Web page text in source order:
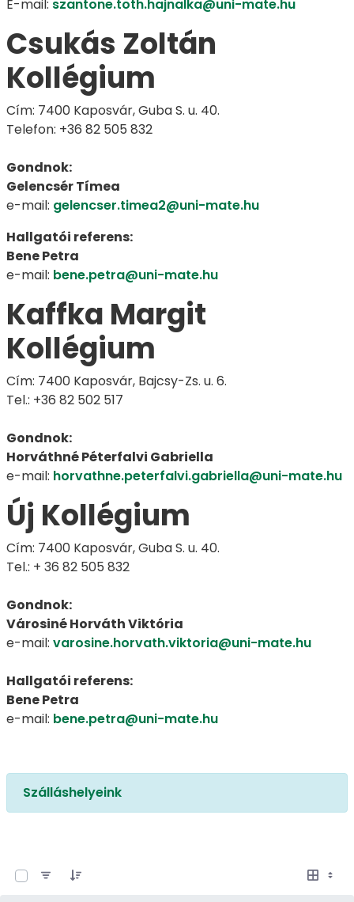
E-mail: szantone.toth.hajnalka@uni-mate.hu
Csukás Zoltán
Kollégium
Cím: 7400 Kaposvár, Guba S. u. 40.
Telefon: +36 82 505 832
Gondnok:
Gelencsér Tímea
e-mail: gelencser.timea2@uni-mate.hu
Hallgatói referens:
Bene Petra
e-mail: bene.petra@uni-mate.hu
Kaffka Margit
Kollégium
Cím: 7400 Kaposvár, Bajcsy-Zs. u. 6.
Tel.: +36 82 502 517
Gondnok:
Horváthné Péterfalvi Gabriella
e-mail: horvathne.peterfalvi.gabriella@uni-mate.hu
Új Kollégium
Cím: 7400 Kaposvár, Guba S. u. 40.
Tel.: + 36 82 505 832
Gondnok:
Városiné Horváth Viktória
e-mail: varosine.horvath.viktoria@uni-mate.hu
Hallgatói referens:
Bene Petra
e-mail: bene.petra@uni-mate.hu
Szálláshelyeink